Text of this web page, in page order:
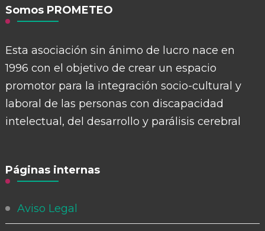
Somos PROMETEO
Esta asociación sin ánimo de lucro nace en
1996 con el objetivo de crear un espacio
promotor para la integración socio-cultural y
laboral de las personas con discapacidad
intelectual, del desarrollo y parálisis cerebral
Páginas internas
Aviso Legal